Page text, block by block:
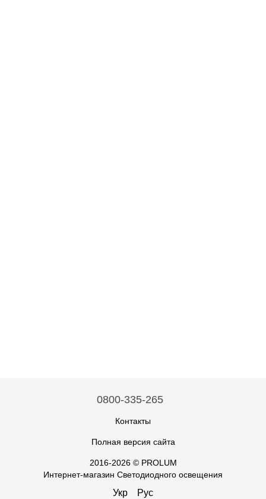
0800-335-265
Контакты
Полная версия сайта
2016-2026 © PROLUM
Интернет-магазин Светодиодного освещения
Укр Рус